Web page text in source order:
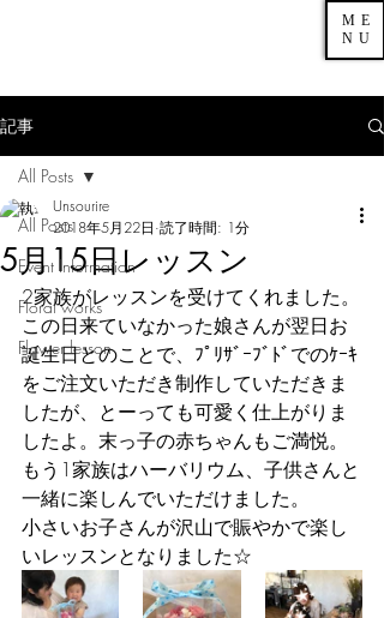
ME
NU
記事
All Posts
Event Information
Floral works
Flower lesson
All Posts
5月15日レッスン
Unsourire
2018年5月22日 読了時間: 1分
2家族がレッスンを受けてくれました。
この日来ていなかった娘さんが翌日お
誕生日とのことで、ﾌﾟﾘｻﾞｰﾌﾞﾄﾞでのｹｰｷ
をご注文いただき制作していただきま
したが、とーっても可愛く仕上がりま
したよ。末っ子の赤ちゃんもご満悦。
もう1家族はハーバリウム、子供さんと
一緒に楽しんでいただけました。
小さいお子さんが沢山で賑やかで楽し
いレッスンとなりました☆